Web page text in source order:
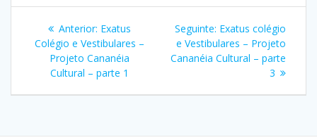
Navegação
Post
Anterior: Post
anterior:
Exatus
Colégio e Vestibulares –
Projeto Cananéia
Cultural – parte 1
Seguinte: Post
seguinte:
Exatus colégio
e Vestibulares – Projeto
Cananéia Cultural – parte
3